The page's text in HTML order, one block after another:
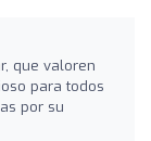
que valoren
para todos
por su